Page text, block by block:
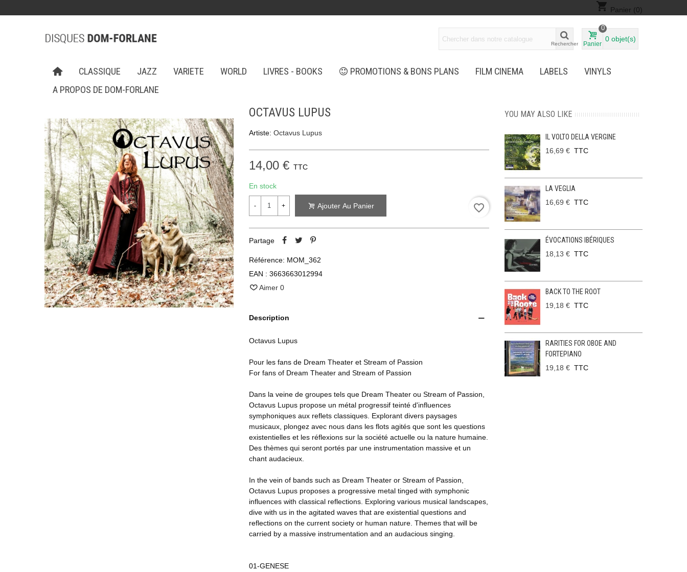
shopping_cart Panier (0)
Rechercher Panier
0
0 objet(s)
CLASSIQUE JAZZ VARIETE WORLD LIVRES - BOOKS PROMOTIONS & BONS PLANS FILM CINEMA LABELS
VINYLS
A PROPOS DE DOM-FORLANE
OCTAVUS LUPUS
Artiste: Octavus Lupus
14,00 € TTC
En stock
- + Ajouter Au Panier favorite_border
Partage
Référence: MOM_362
EAN : 3663663012994
Aimer 0
Description
Octavus Lupus
Pour les fans de Dream Theater et Stream of Passion
For fans of Dream Theater and Stream of Passion
Dans la veine de groupes tels que Dream Theater ou Stream of Passion,
Octavus Lupus propose un métal progressif teinté d'influences
symphoniques aux reflets classiques. Explorant divers paysages
musicaux, plongez avec nous dans les flots agités que sont les questions
existentielles et les réflexions sur la société actuelle ou la nature humaine.
Des thèmes qui seront portés par une instrumentation massive et un
chant audacieux.
In the vein of bands such as Dream Theater or Stream of Passion,
Octavus Lupus proposes a progressive metal tinged with symphonic
influences with classical reflections. Exploring various musical landscapes,
dive with us in the agitated waves that are existential questions and
reflections on the current society or human nature. Themes that will be
carried by a massive instrumentation and an audacious singing.
01-GENESE
YOU MAY ALSO LIKE
IL VOLTO DELLA VERGINE
16,69 € TTC
LA VEGLIA
16,69 € TTC
ÉVOCATIONS IBÉRIQUES
18,13 € TTC
BACK TO THE ROOT
19,18 € TTC
RARITIES FOR OBOE AND
FORTEPIANO
19,18 € TTC